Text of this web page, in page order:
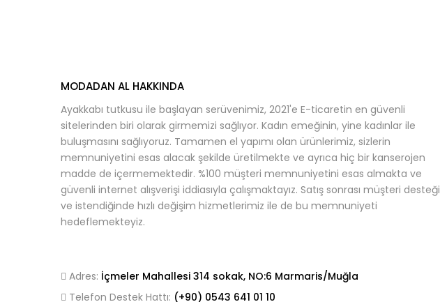
MODADAN AL HAKKINDA
Ayakkabı tutkusu ile başlayan serüvenimiz, 2021'e E-ticaretin en güvenli
sitelerinden biri olarak girmemizi sağlıyor. Kadın emeğinin, yine kadınlar ile
buluşmasını sağlıyoruz. Tamamen el yapımı olan ürünlerimiz, sizlerin
memnuniyetini esas alacak şekilde üretilmekte ve ayrıca hiç bir kanserojen
madde de içermemektedir. %100 müşteri memnuniyetini esas almakta ve
güvenli internet alışverişi iddiasıyla çalışmaktayız. Satış sonrası müşteri desteği
ve istendiğinde hızlı değişim hizmetlerimiz ile de bu memnuniyeti
hedeflemekteyiz.
Adres: İçmeler Mahallesi 314 sokak, NO:6 Marmaris/Muğla
Telefon Destek Hattı: (+90) 0543 641 01 10